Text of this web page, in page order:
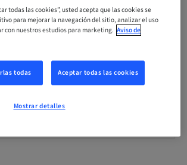
del ponente
Otayba Y. Mahmoud
todas las cookies”, usted acepta que las cookies se
para mejorar la navegación del sitio, analizar el uso
con nuestros estudios para marketing. Aviso de
todas Aceptar todas las cookies
Mostrar detalles